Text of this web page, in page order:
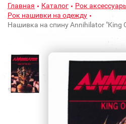
Главная Каталог
Рок
Рок нашивки на одежду
Нашивка на спину Annihilator "King